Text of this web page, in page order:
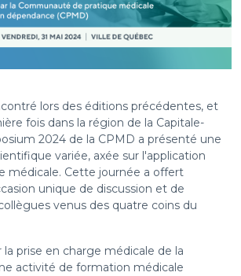
lors des éditions précédentes, et
fois dans la région de la Capitale-
2024 de la CPMD a présenté une
variée, axée sur l'application
médicale. Cette journée a offert
unique de discussion et de
venus des quatre coins du
prise en charge médicale de la
activité de formation médicale